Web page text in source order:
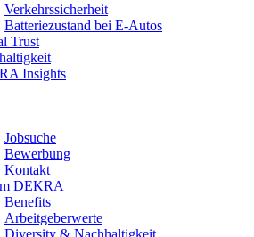
Verkehrssicherheit
Batteriezustand bei E-Autos
Trust
Insights
Jobsuche
Bewerbung
Kontakt
DEKRA
Benefits
Arbeitgeberwerte
Diversity & Nachhaltigkeit